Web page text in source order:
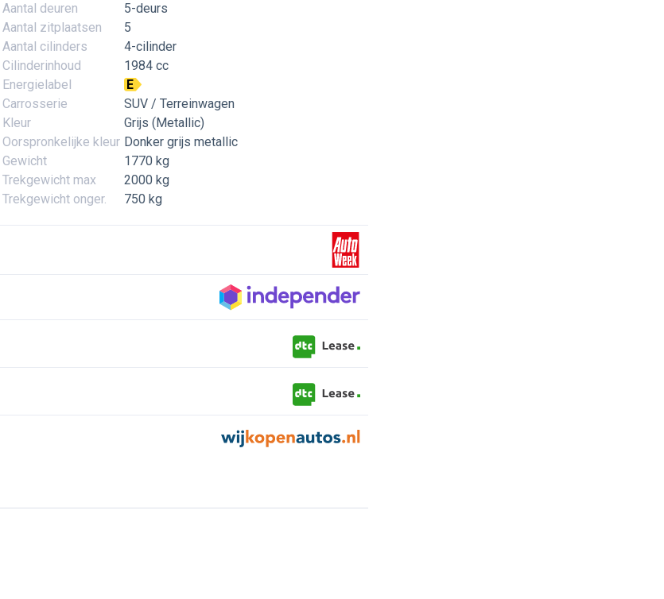
Aantal deuren
5-deurs
Aantal zitplaatsen
5
Aantal cilinders
4-cilinder
Cilinderinhoud
1984 cc
Energielabel
E
Carrosserie
SUV / Terreinwagen
Kleur
Grijs (Metallic)
Oorspronkelijke kleur Donker grijs metallic
Gewicht
1770 kg
Trekgewicht max
2000 kg
Trekgewicht onger.
750 kg